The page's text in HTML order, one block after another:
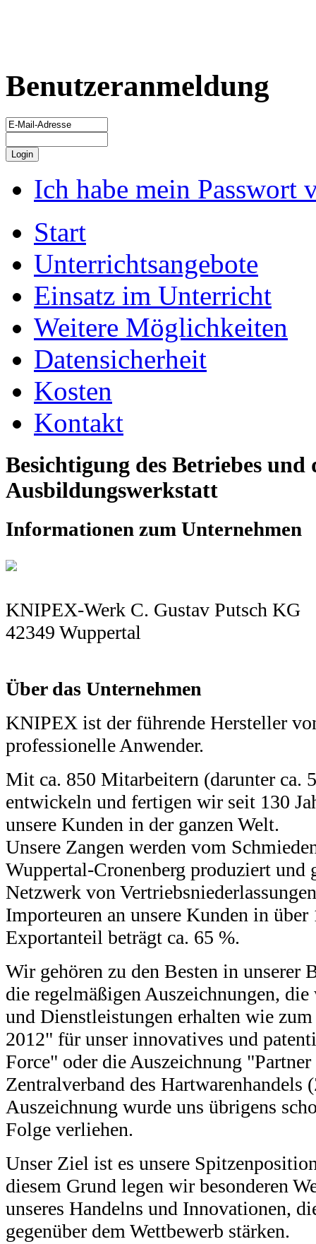
Benutzeranmeldung
Ich habe mein Passwort
Start
Unterrichtsangebote
Einsatz im Unterricht
Weitere Möglichkeiten
Datensicherheit
Kosten
Kontakt
Besichtigung des Betriebes und
Ausbildungswerkstatt
Informationen zum Unternehmen
KNIPEX-Werk C. Gustav Putsch KG
42349 Wuppertal
Über das Unternehmen
KNIPEX ist der führende Hersteller
professionelle Anwender.
Mit ca. 850 Mitarbeitern (darunter ca.
entwickeln und fertigen wir seit 130
unsere Kunden in der ganzen Welt.
Unsere Zangen werden vom
Wuppertal-Cronenberg produziert und
Netzwerk von
Importeuren an unsere Kunden in über
Exportanteil beträgt ca. 65 %.
Wir gehören zu den Besten in unserer
die regelmäßigen Auszeichnungen,
und Dienstleistungen erhalten wie
2012" für unser innovatives und
Force" oder die Auszeichnung
Zentralverband des Hartwarenhandels
Auszeichnung wurde uns übrigens
Folge verliehen.
Unser Ziel ist es unsere
diesem Grund legen wir besonderen
unseres Handelns und Innovationen,
gegenüber dem Wettbewerb stärken.